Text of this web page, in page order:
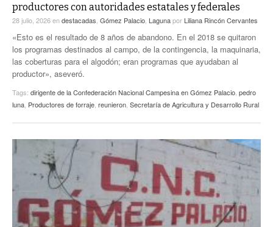
PULSO
productores con autoridades estatales y federales
28 julio, 2026endestacadas Gómez Palacio Lagunapor Liliana Rincón Cervantes
«Esto es el resultado de 8 años de abandono. En el 2018 se quitaron
los programas destinados al campo, de la contingencia, la maquinaria,
las coberturas para el algodón; eran programas que ayudaban al
productor», aseveró.
Tags: dirigente de la Confederación Nacional Campesina en Gómez Palacio pedro
luna Productores de forraje reunieron Secretaría de Agricultura y Desarrollo Rural